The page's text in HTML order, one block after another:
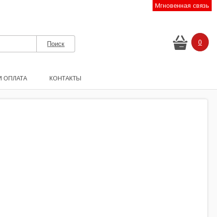
Мгновенная связь
0
ОПЛАТА КОНТАКТЫ